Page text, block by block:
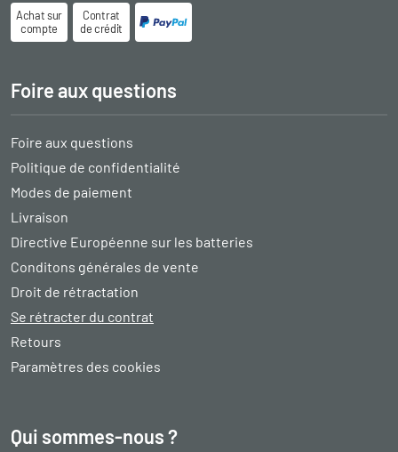
Achat sur
compte
Contrat
de crédit
Foire aux questions
Foire aux questions
Politique de confidentialité
Modes de paiement
Livraison
Directive Européenne sur les batteries
Conditons générales de vente
Droit de rétractation
Se rétracter du contrat
Retours
Paramètres des cookies
Qui sommes-nous ?